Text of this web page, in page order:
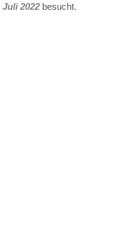
Juli 2022 besucht.